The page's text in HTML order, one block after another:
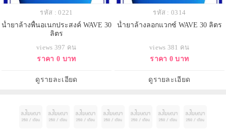
รหัส : 0221
น้ำยาล้างพื้นอเนกประสงค์ WAVE 30
ลิตร
views 397 คน
ราคา 0 บาท
ดูรายละเอียด
รหัส : 0314
น้ำยาล้างลอกแวกซ์ WAVE 30 ลิตร
views 381 คน
ราคา 0 บาท
ดูรายละเอียด